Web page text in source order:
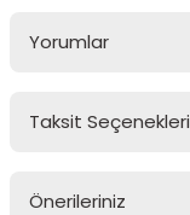
Yorumlar
Taksit Seçenekleri
Önerileriniz